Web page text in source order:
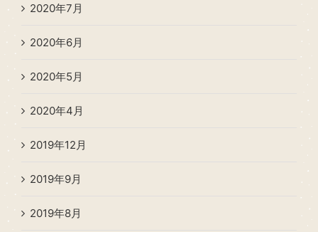
2020年7月
2020年6月
2020年5月
2020年4月
2019年12月
2019年9月
2019年8月